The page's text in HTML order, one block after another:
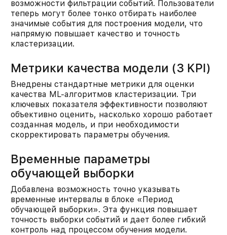
возможности фильтрации событий. Пользователи
теперь могут более тонко отбирать наиболее
значимые события для построения модели, что
напрямую повышает качество и точность
кластеризации.​
Метрики качества модели (3 KPI)
Внедрены стандартные метрики для оценки
качества ML-алгоритмов кластеризации. Три
ключевых показателя эффективности позволяют
объективно оценить, насколько хорошо работает
созданная модель, и при необходимости
скорректировать параметры обучения.​
Временные параметры
обучающей выборки
Добавлена возможность точно указывать
временные интервалы в блоке «Период
обучающей выборки». Эта функция повышает
точность выборки событий и дает более гибкий
контроль над процессом обучения модели.​